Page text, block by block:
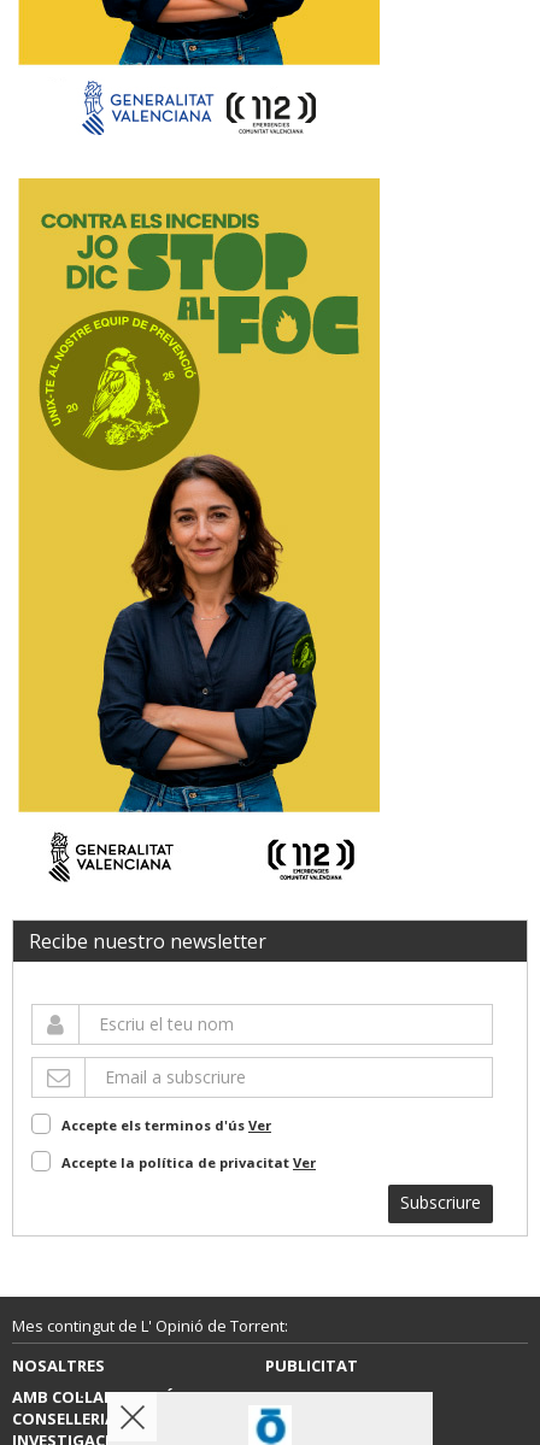
Recibe nuestro newsletter
Accepte els terminos d'ús Ver
Accepte la política de privacitat Ver
Subscriure
Mes contingut de L' Opinió de Torrent:
NOSALTRES
PUBLICITAT
AMB COL·LABORACIÓ DE LA
CONSELLERIA D’EDUCACIÓ,
INVESTIGACIÓ, CULTURA I
CONTACTE